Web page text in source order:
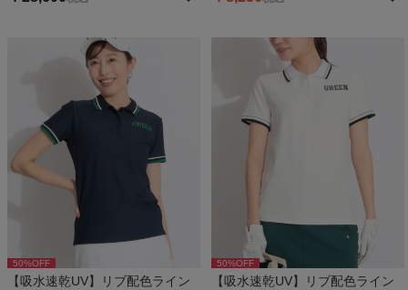
50%OFF
【吸水速乾UV】リブ配色ライン
50%OFF
【吸水速乾UV】リブ配色ライン